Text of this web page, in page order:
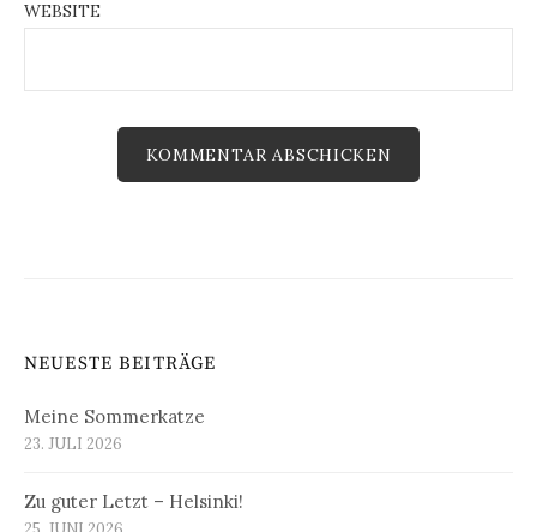
WEBSITE
NEUESTE BEITRÄGE
Meine Sommerkatze
23. JULI 2026
Zu guter Letzt – Helsinki!